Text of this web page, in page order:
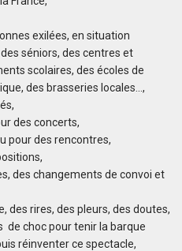
exilées, en situation
séniors, des centres et
scolaires, des écoles de
des brasseries locales...,
des concerts,
pour des rencontres,
des changements de convoi et
des rires, des pleurs, des doutes,
de choc pour tenir la barque
réinventer ce spectacle,